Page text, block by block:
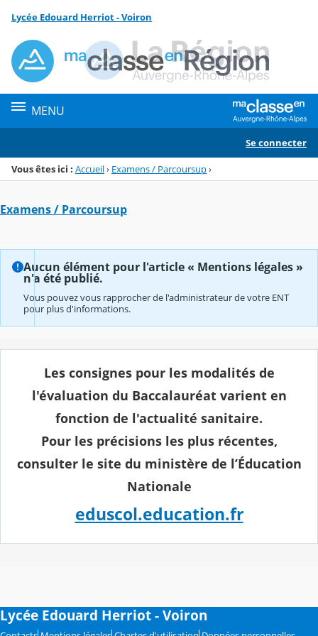
Menu de la rubrique
Contenu
Lycée Edouard Herriot - Voiron
MENU
Se connecter
Vous êtes ici : Accueil› Examens / Parcoursup›
Examens / Parcoursup
Aucun élément pour l'article « Mentions légales »
n'a été publié.
Vous pouvez vous rapprocher de l'administrateur de votre ENT
pour plus d'informations.
Les consignes pour les modalités de
l'évaluation du Baccalauréat varient en
fonction de l'actualité sanitaire.
Pour les précisions les plus récentes,
consulter le site du ministère de l’Éducation
Nationale
eduscol.education.fr
Lycée Edouard Herriot - Voiron